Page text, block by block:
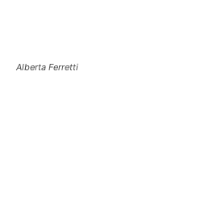
Alberta Ferretti